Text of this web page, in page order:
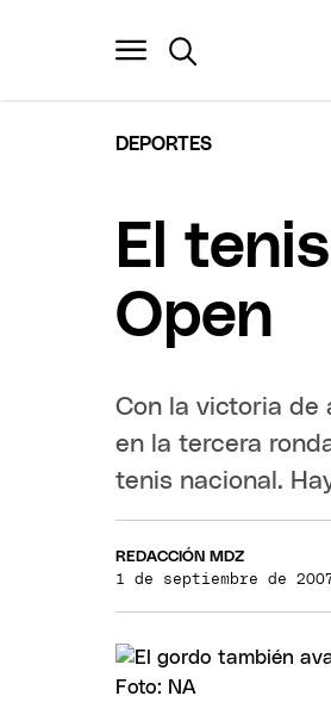
DEPORTES
El
Open
Con la victoria de
en la tercera
tenis nacional.
REDACCIÓN MDZ
1 de septiembre de